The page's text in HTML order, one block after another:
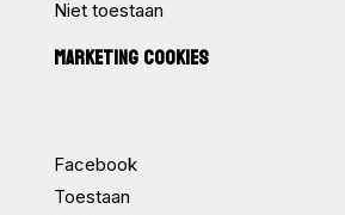
Niet toestaan
MARKETING COOKIES
Facebook
Toestaan